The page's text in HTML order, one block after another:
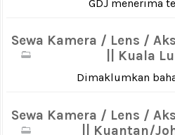
GDJ menerima
Sewa Kamera / Lens /
|| Kuala
Dimaklumkan
Sewa Kamera / Lens /
|| Kuantan/